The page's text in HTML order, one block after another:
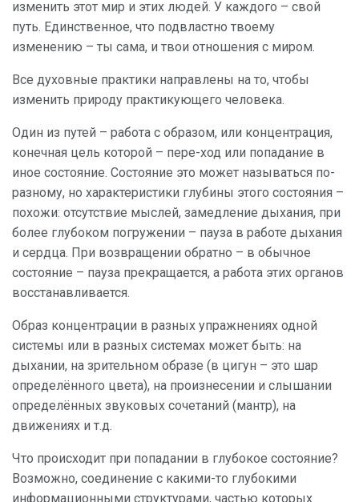
изменить этот мир и этих людей. У каждого – свой
путь. Единственное, что подвластно твоему
изменению – ты сама, и твои отношения с миром.
Все духовные практики направлены на то, чтобы
изменить природу практикующего человека.
Один из путей – работа с образом, или концентрация,
конечная цель которой – пере-ход или попадание в
иное состояние. Состояние это может называться по-
разному, но характеристики глубины этого состояния –
похожи: отсутствие мыслей, замедление дыхания, при
более глубоком погружении – пауза в работе дыхания
и сердца. При возвращении обратно – в обычное
состояние – пауза прекращается, а работа этих органов
восстанавливается.
Образ концентрации в разных упражнениях одной
системы или в разных системах может быть: на
дыхании, на зрительном образе (в цигун – это шар
определённого цвета), на произнесении и слышании
определённых звуковых сочетаний (мантр), на
движениях и т.д.
Что происходит при попадании в глубокое состояние?
Возможно, соединение с какими-то глубокими
информационными структурами, частью которых